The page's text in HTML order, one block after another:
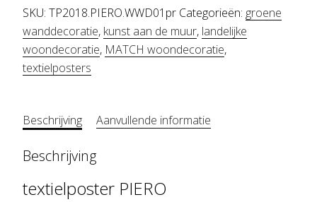
SKU: TP2018.PIERO.WWD01pr Categorieën: groene
wanddecoratie, kunst aan de muur, landelijke
woondecoratie, MATCH woondecoratie,
textielposters
Beschrijving Aanvullende informatie
Beschrijving
textielposter PIERO